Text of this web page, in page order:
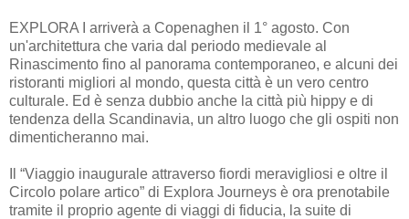
EXPLORA I arriverà a Copenaghen il 1° agosto. Con
un'architettura che varia dal periodo medievale al
Rinascimento fino al panorama contemporaneo, e alcuni dei
ristoranti migliori al mondo, questa città è un vero centro
culturale. Ed è senza dubbio anche la città più hippy e di
tendenza della Scandinavia, un altro luogo che gli ospiti non
dimenticheranno mai.
Il “Viaggio inaugurale attraverso fiordi meravigliosi e oltre il
Circolo polare artico” di Explora Journeys è ora prenotabile
tramite il proprio agente di viaggi di fiducia, la suite di